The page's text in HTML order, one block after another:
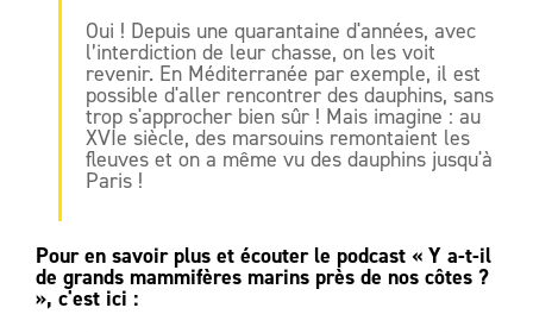
Oui ! Depuis une quarantaine d'années, avec
l’interdiction de leur chasse, on les voit
revenir. En Méditerranée par exemple, il est
possible d'aller rencontrer des dauphins, sans
trop s'approcher bien sûr ! Mais imagine : au
XVIe siècle, des marsouins remontaient les
fleuves et on a même vu des dauphins jusqu'à
Paris !
Pour en savoir plus et écouter le podcast « Y a-t-il
de grands mammifères marins près de nos côtes ?
», c'est ici :